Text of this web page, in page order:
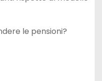
le pensioni?